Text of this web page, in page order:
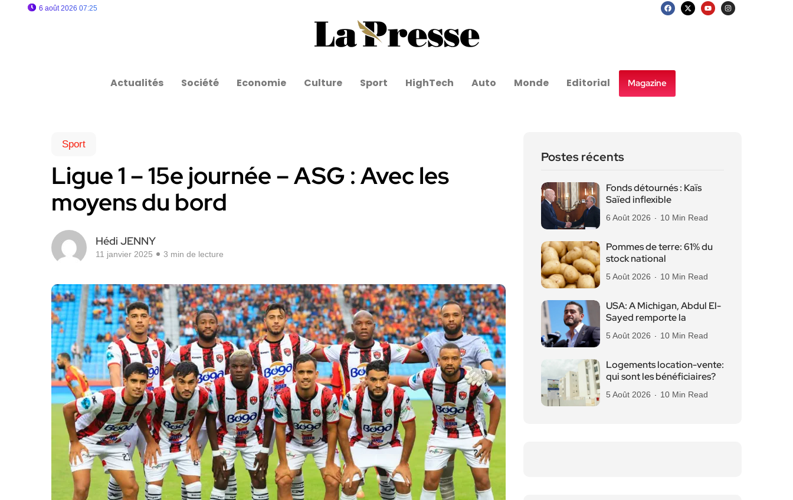
6 août 2026 07:25
Actualités Société Economie Culture Sport HighTech Auto Monde Editorial Magazine
Sport
Ligue 1 – 15e journée – ASG : Avec les
moyens du bord
Hédi JENNY
11 janvier 2025 3 min de lecture
Postes récents
Fonds détournés : Kaïs
Saïed inflexible
6 Août 2026 10 Min Read
Pommes de terre: 61% du
stock national
5 Août 2026 10 Min Read
USA: A Michigan, Abdul El-
Sayed remporte la
5 Août 2026 10 Min Read
Logements location-vente:
qui sont les bénéficiaires?
5 Août 2026 10 Min Read